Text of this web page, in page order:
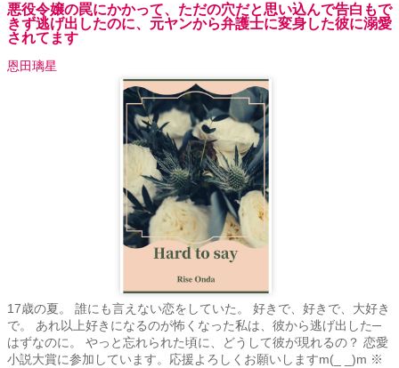
悪役令嬢の罠にかかって、ただの穴だと思い込んで告白もで
きず逃げ出したのに、元ヤンから弁護士に変身した彼に溺愛
されてます
恩田璃星
17歳の夏。 誰にも言えない恋をしていた。 好きで、好きで、大好き
で。 あれ以上好きになるのが怖くなった私は、彼から逃げ出した─
はずなのに。 やっと忘れられた頃に、どうして彼が現れるの？ 恋愛
小説大賞に参加しています。応援よろしくお願いしますm(_ _)m ※